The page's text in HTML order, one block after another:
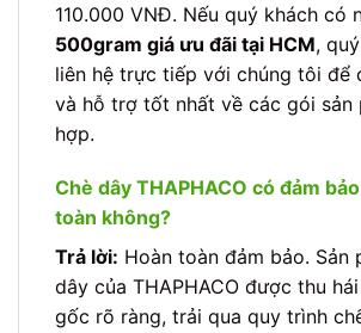
110.000 VNĐ. Nếu quý khách có
500gram giá ưu đãi tại HCM,
liên hệ trực tiếp với chúng tôi để
và hỗ trợ tốt nhất về các gói sản
hợp.
Chè dây THAPHACO có đảm
toàn không?
Trả lời: Hoàn toàn đảm bảo. Sản
dây của THAPHACO được thu
gốc rõ ràng, trải qua quy trình